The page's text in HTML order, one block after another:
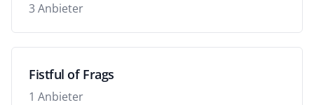
3 Anbieter
Fistful of Frags
1 Anbieter